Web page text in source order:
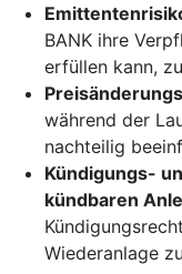
BANK ihre
erfüllen kann,
während der
nachteilig
Kündigungs-
kündbaren
Wiederanlage